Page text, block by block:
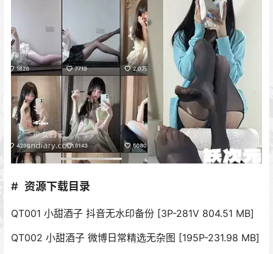
资源下载目录
QT001 小甜酒子 抖音无水印备份 [3P-281V 804.51 MB]
QT002 小甜酒子 微博日常精选无杂图 [195P-231.98 MB]